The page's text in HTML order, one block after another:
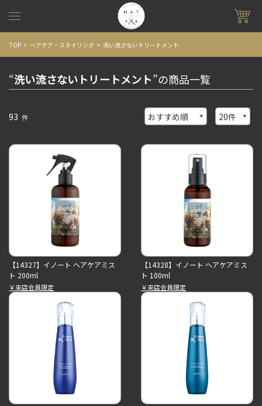
TOP ヘアケア・スタイリング 洗い流さないトリートメント
“洗い流さないトリートメント”の商品一覧
93 件
【14327】イノート ヘアケアミス
ト 200ml
￥来店会員限定
【14328】イノート ヘアケアミス
ト 100ml
￥来店会員限定